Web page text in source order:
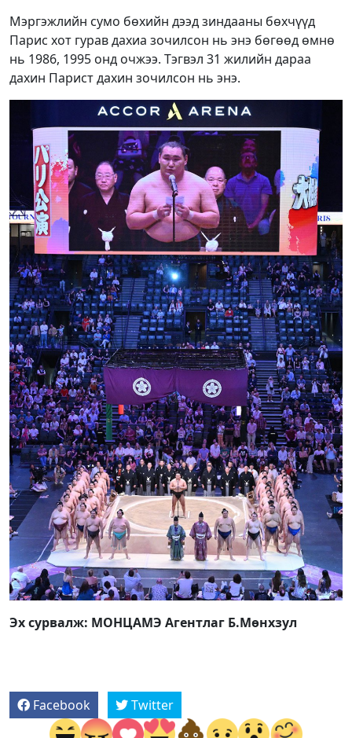
Мэргэжлийн сумо бөхийн дээд зиндааны бөхчүүд
Парис хот гурав дахиа зочилсон нь энэ бөгөөд өмнө
нь 1986, 1995 онд очжээ. Тэгвэл 31 жилийн дараа
дахин Парист дахин зочилсон нь энэ.
Эх сурвалж: МОНЦАМЭ Агентлаг Б.Мөнхзул
Facebook Twitter